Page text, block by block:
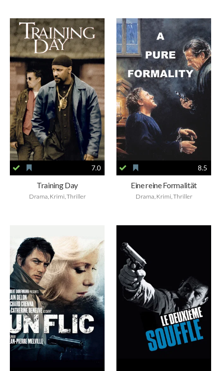
7.0
Training Day
Drama, Krimi, Thriller
8.5
Eine reine Formalität
Drama, Krimi, Thriller